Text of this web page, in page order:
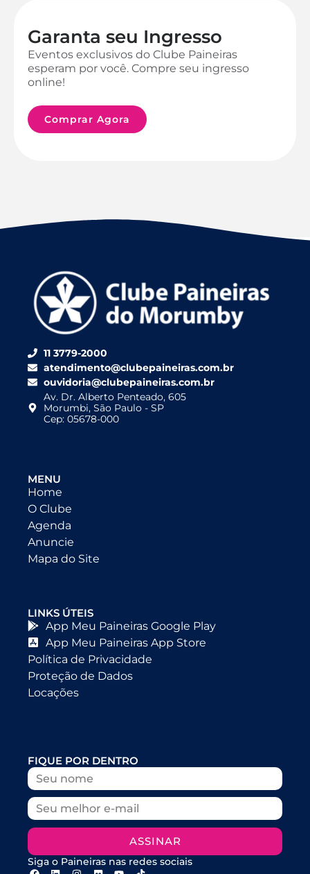
Garanta seu Ingresso
Eventos exclusivos do Clube Paineiras
esperam por você. Compre seu ingresso
online!
Comprar Agora
11 3779-2000
atendimento@clubepaineiras.com.br
ouvidoria@clubepaineiras.com.br
Av. Dr. Alberto Penteado, 605
Morumbi, São Paulo - SP
Cep: 05678-000
MENU
Home
O Clube
Agenda
Anuncie
Mapa do Site
LINKS ÚTEIS
App Meu Paineiras Google Play
App Meu Paineiras App Store
Política de Privacidade
Proteção de Dados
Locações
FIQUE POR DENTRO
ASSINAR
Siga o Paineiras nas redes sociais